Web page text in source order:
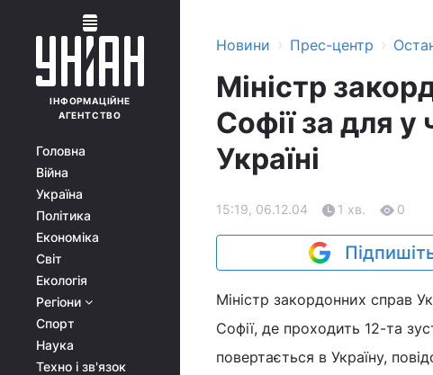
ІНФОРМАЦІЙНЕ
АГЕНТСТВО
Головна
Війна
Україна
Політика
Економіка
Світ
Екологія
Регіони
Спорт
Наука
Техно і зв'язок
Новини › Прес-центр ›
Міністр
Софії за для у
Україні
15:19, 06.12.04 1 хв. 0
Міністр закордонних справ
Софії, де проходить 12-та
повертається в Україну,